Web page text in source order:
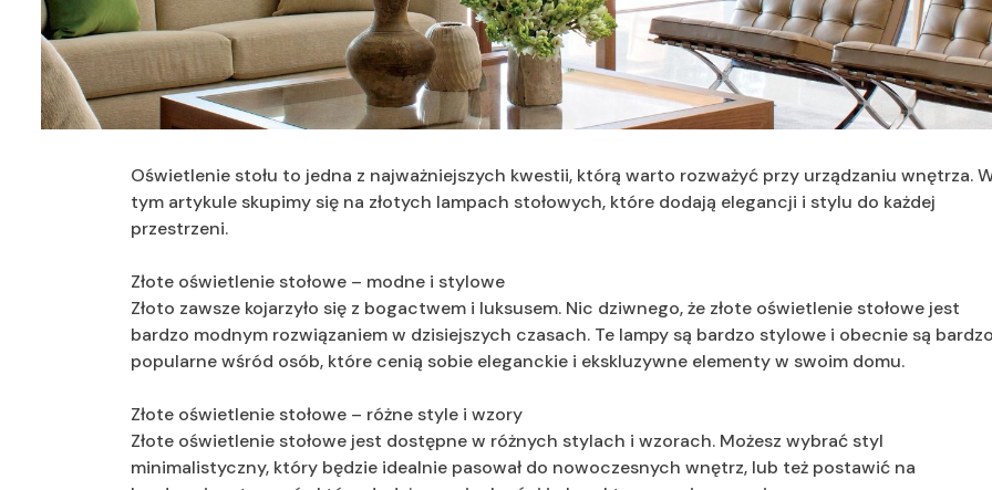
Oświetlenie stołu to jedna z najważniejszych kwestii, którą warto rozważyć przy urządzaniu wnętrza.
tym artykule skupimy się na złotych lampach stołowych, które dodają elegancji i stylu do każdej
przestrzeni.
Złote oświetlenie stołowe – modne i stylowe
Złoto zawsze kojarzyło się z bogactwem i luksusem. Nic dziwnego, że złote oświetlenie stołowe jest
bardzo modnym rozwiązaniem w dzisiejszych czasach. Te lampy są bardzo stylowe i obecnie są
popularne wśród osób, które cenią sobie eleganckie i ekskluzywne elementy w swoim domu.
Złote oświetlenie stołowe – różne style i wzory
Złote oświetlenie stołowe jest dostępne w różnych stylach i wzorach. Możesz wybrać styl
minimalistyczny, który będzie idealnie pasował do nowoczesnych wnętrz, lub też postawić na